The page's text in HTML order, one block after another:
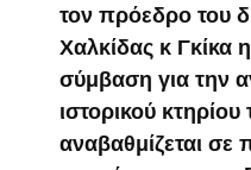
τον πρόεδρο του
Χαλκίδας κ Γκίκα
σύμβαση για την
ιστορικού
αναβαθμίζεται σε